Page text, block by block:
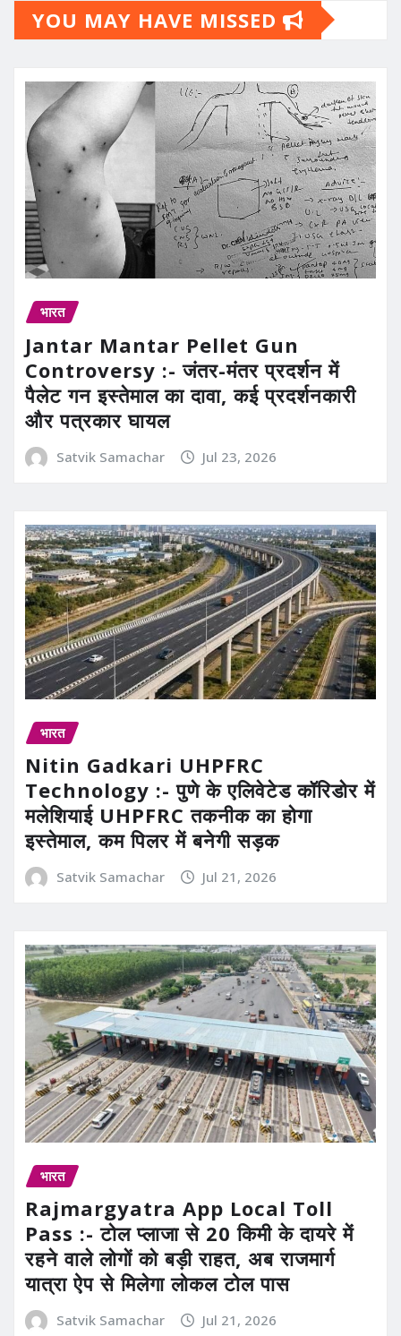
YOU MAY HAVE MISSED
भारत
Jantar Mantar Pellet Gun
Controversy :- जंतर-मंतर प्रदर्शन में
पैलेट गन इस्तेमाल का दावा, कई प्रदर्शनकारी
और पत्रकार घायल
Satvik Samachar Jul 23, 2026
भारत
Nitin Gadkari UHPFRC
Technology :- पुणे के एलिवेटेड कॉरिडोर में
मलेशियाई UHPFRC तकनीक का होगा
इस्तेमाल, कम पिलर में बनेगी सड़क
Satvik Samachar Jul 21, 2026
भारत
Rajmargyatra App Local Toll
Pass :- टोल प्लाजा से 20 किमी के दायरे में
रहने वाले लोगों को बड़ी राहत, अब राजमार्ग
यात्रा ऐप से मिलेगा लोकल टोल पास
Satvik Samachar Jul 21, 2026